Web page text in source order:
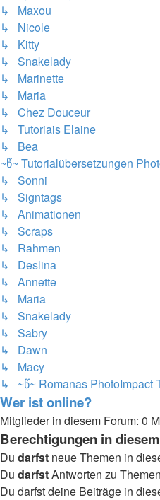
↳ Maxou
↳ Nicole
↳ Kitty
↳ Snakelady
↳ Marinette
↳ Maria
↳ Chez Douceur
↳ Tutoriais Elaine
↳ Bea
~წ~ Tutorialübersetzungen
↳ Sonni
↳ Signtags
↳ Animationen
↳ Scraps
↳ Rahmen
↳ Deslina
↳ Annette
↳ Maria
↳ Snakelady
↳ Sabry
↳ Dawn
↳ Macy
↳ ~წ~ Romanas PhotoImpact
Wer ist online?
Mitglieder in diesem Forum: 0
Berechtigungen in
Du darfst neue Themen in
Du darfstAntworten zu
Du darfst deine Beiträge in